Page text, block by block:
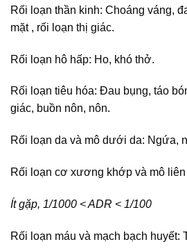
Rối loạn thần kinh: Choáng váng,
mặt , rối loạn thị giác.
Rối loạn hô hấp: Ho, khó thở.
Rối loạn tiêu hóa: Đau bụng, táo
giác, buồn nôn, nôn.
Rối loạn da và mô dưới da: Ngứa,
Rối loạn cơ xương khớp và mô liên
Ít gặp, 1/1000 < ADR < 1/100
Rối loạn máu và mạch bạch huyết: